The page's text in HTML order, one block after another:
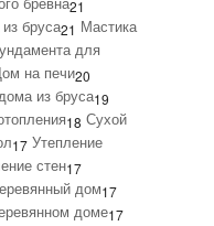
21
бруса21 Мастика
для
на печи20
из бруса19
18 Сухой
17 Утепление
стен17
дом17
доме17